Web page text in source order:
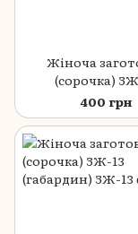
Жіноча
(сорочка)
(габардин)
400 грн